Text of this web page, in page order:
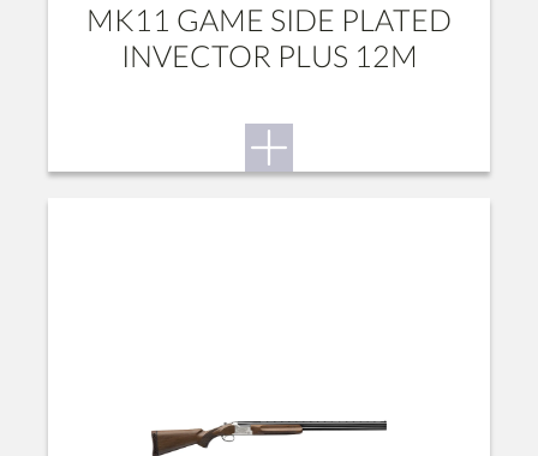
MK11 GAME SIDE PLATED
INVECTOR PLUS 12M